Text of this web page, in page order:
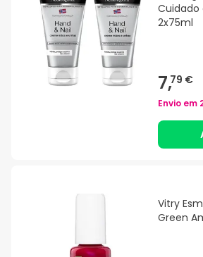
Cuidado
2x75ml
7,79 €
Envio em
Vitry
Green